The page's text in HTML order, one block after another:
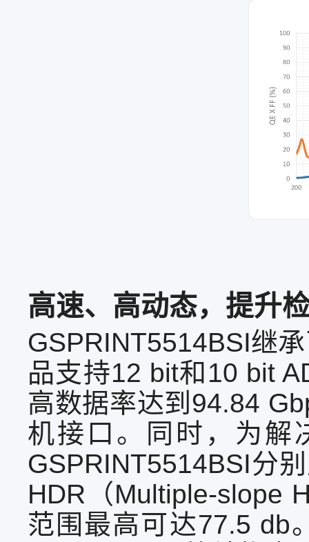
高速、高动态，提升
GSPRINT5514BSI继
品支持12 bit和10 bit
高数据率达到94.84
机接口。同时，为解
GSPRINT5514BSI分
HDR（Multiple-slope
范围最高可达77.5 db